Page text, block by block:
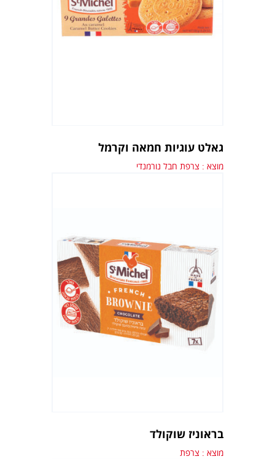
גאלט עוגיות חמאה וקרמל
מוצא : צרפת חבל נורמנדי
בראוניז שוקולד
מוצא : צרפת